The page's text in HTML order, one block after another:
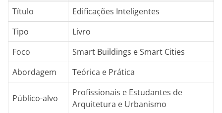
Título
Edificações Inteligentes
Tipo
Livro
Foco
Smart Buildings e Smart Cities
Abordagem
Teórica e Prática
Público-alvo
Profissionais e Estudantes de
Arquitetura e Urbanismo